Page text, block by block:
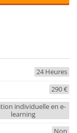
24 Heures
290 €
individuelle en e-
learning
Non